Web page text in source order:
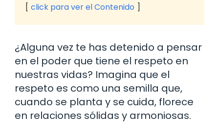
click para ver el Contenido
¿Alguna vez te has detenido a pensar
en el poder que tiene el respeto en
nuestras vidas? Imagina que el
respeto es como una semilla que,
cuando se planta y se cuida, florece
en relaciones sólidas y armoniosas.